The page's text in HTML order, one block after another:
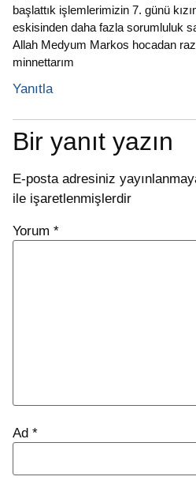
başlattık işlemlerimizin 7. günü
eskisinden daha fazla sorumluluk
Allah Medyum Markos hocadan
minnettarım
Yanıtla
Bir yanıt yazın
E-posta adresiniz
ile işaretlenmişlerdir
Yorum *
Ad *